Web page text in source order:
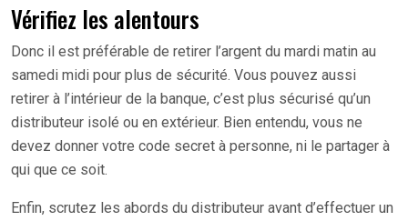
Vérifiez les alentours
Donc il est préférable de retirer l’argent du mardi matin au
samedi midi pour plus de sécurité. Vous pouvez aussi
retirer à l’intérieur de la banque, c’est plus sécurisé qu’un
distributeur isolé ou en extérieur. Bien entendu, vous ne
devez donner votre code secret à personne, ni le partager à
qui que ce soit.
Enfin, scrutez les abords du distributeur avant d’effectuer un